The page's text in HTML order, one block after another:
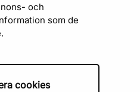
och
som de
cookies
Guider (49)